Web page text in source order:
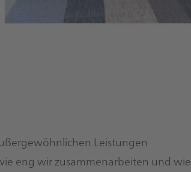
Leistungen
eng wir zusammenarbeiten und wie